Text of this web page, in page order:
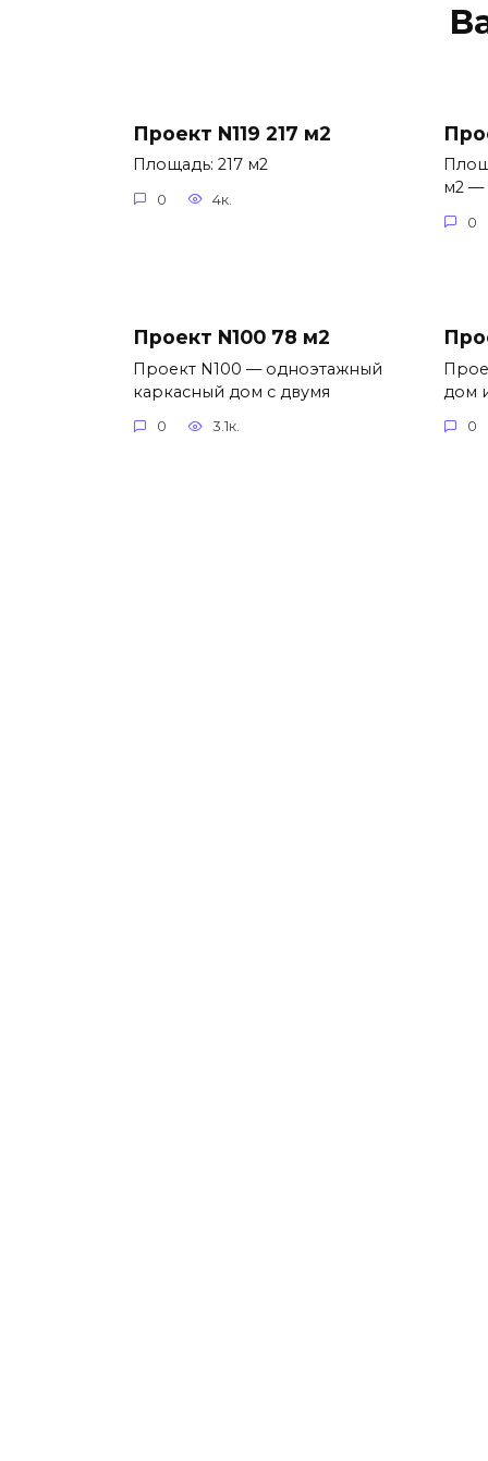
Проект N119 217 м2
Площадь: 217 м2
0 4к.
м2 —
0
Проект N100 78 м2
Проект N100 — одноэтажный
каркасный дом с двумя
0 3.1к.
дом
0